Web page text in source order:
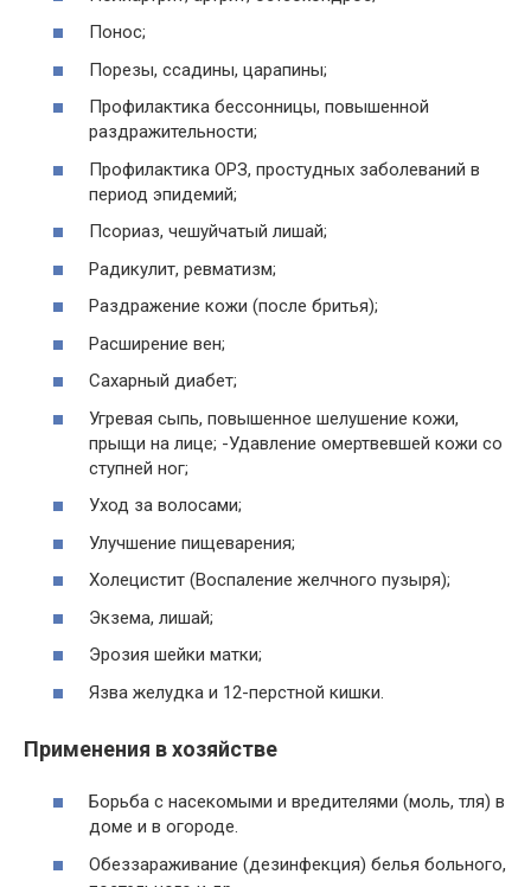
Понос;
Порезы, ссадины, царапины;
Профилактика бессонницы, повышенной
раздражительности;
Профилактика ОРЗ, простудных заболеваний в
период эпидемий;
Псориаз, чешуйчатый лишай;
Радикулит, ревматизм;
Раздражение кожи (после бритья);
Расширение вен;
Сахарный диабет;
Угревая сыпь, повышенное шелушение кожи,
прыщи на лице; -Удавление омертвевшей кожи со
ступней ног;
Уход за волосами;
Улучшение пищеварения;
Холецистит (Воспаление желчного пузыря);
Экзема, лишай;
Эрозия шейки матки;
Язва желудка и 12-перстной кишки.
Применения в хозяйстве
Борьба с насекомыми и вредителями (моль, тля) в
доме и в огороде.
Обеззараживание (дезинфекция) белья больного,